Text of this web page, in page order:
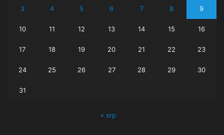
3 4 5 6 7 8 9
10 11 12 13 14 15 16
17 18 19 20 21 22 23
24 25 26 27 28 29 30
31
« srp